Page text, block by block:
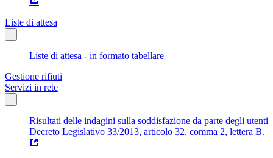
Liste di attesa
Liste di attesa - in formato tabellare
Gestione rifiuti
Servizi in rete
Risultati delle indagini sulla soddisfazione da parte degli utenti
Decreto Legislativo 33/2013, articolo 32, comma 2, lettera B.